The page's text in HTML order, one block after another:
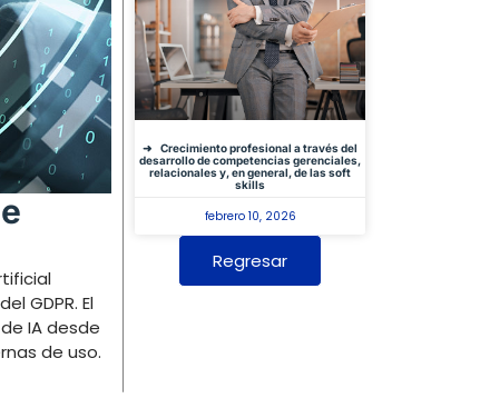
GDPR. El
IA desde
de uso.
Crecimiento profesional a través del
desarrollo de competencias gerenciales,
relacionales y, en general, de las soft
skills
febrero 10, 2026
Regresar